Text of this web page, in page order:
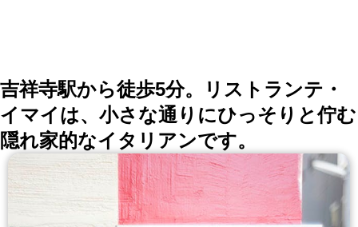
吉祥寺駅から徒歩5分。リストランテ・
イマイは、小さな通りにひっそりと佇む
隠れ家的なイタリアンです。